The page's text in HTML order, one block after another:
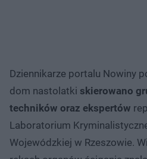
Dziennikarze portalu Nowiny
dom nastolatki skierowano
techników oraz ekspertów
Laboratorium
Wojewódzkiej w Rzeszowie.